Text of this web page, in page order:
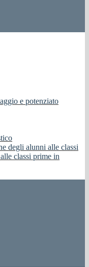
e potenziato
degli alunni alle classi
classi prime in